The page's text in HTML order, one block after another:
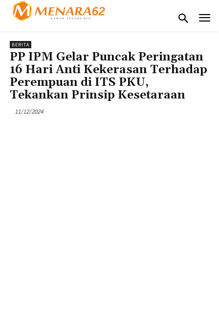
BERITA
PP IPM Gelar Puncak Peringatan
16 Hari Anti Kekerasan Terhadap
Perempuan di ITS PKU,
Tekankan Prinsip Kesetaraan
11/12/2024